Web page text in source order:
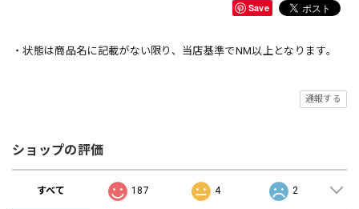
Save
・状態は商品名に記載がない限り、当店基準でNM以上となります。
通報する
ショップの評価
すべて 187 4 2